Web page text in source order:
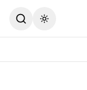
Toggle theme